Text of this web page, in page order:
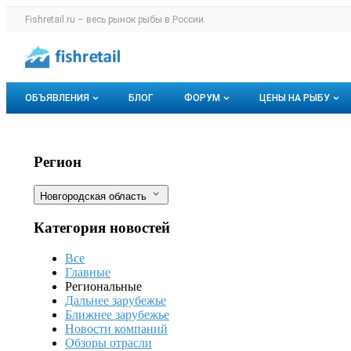
Раздел навигации по сайту fishretail.ru
Fishretail.ru – весь рынок рыбы в России.
Навигация по разделам сайта fishretail.ru
ОБЪЯВЛЕНИЯ
Горячее предложение
Мои объявления
БЛОГ ФОРУМ ЦЕНЫ НА РЫБУ
Контроль экспорта рыбо- и
Фильтры
Регион
Новгородская область
Категория новостей
Все
Главные
Региональные
Дальнее зарубежье
Ближнее зарубежье
Новости компаний
Обзоры отрасли